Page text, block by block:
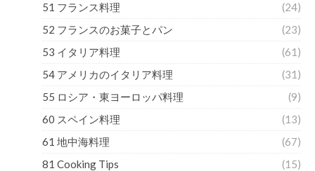
51 フランス料理
(24)
52 フランスのお菓子とパン
(23)
53 イタリア料理
(61)
54 アメリカのイタリア料理
(31)
55 ロシア・東ヨーロッパ料理
(9)
60 スペイン料理
(13)
61 地中海料理
(67)
81 Cooking Tips
(15)